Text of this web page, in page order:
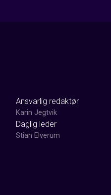
Ansvarlig redaktør
Karin Jegtvik
Daglig leder
Stian Elverum